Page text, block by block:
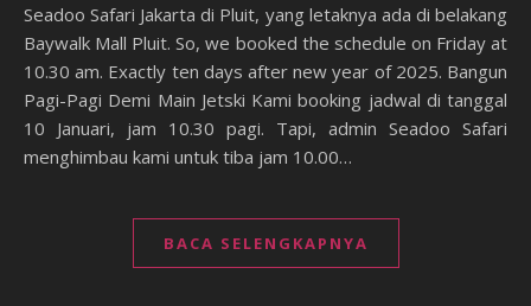
Seadoo Safari Jakarta di Pluit, yang letaknya ada di belakang
Baywalk Mall Pluit. So, we booked the schedule on Friday at
10.30 am. Exactly ten days after new year of 2025. Bangun
Pagi-Pagi Demi Main Jetski Kami booking jadwal di tanggal
10 Januari, jam 10.30 pagi. Tapi, admin Seadoo Safari
menghimbau kami untuk tiba jam 10.00…
BACA SELENGKAPNYA